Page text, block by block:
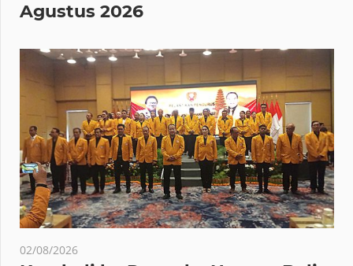
Agustus 2026
02/08/2026